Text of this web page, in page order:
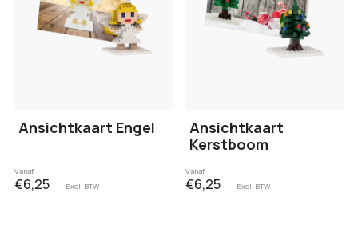
Ansichtkaart Engel
Vanaf
€6,25 Excl. BTW
Ansichtkaart
Kerstboom
Vanaf
€6,25 Excl. BTW